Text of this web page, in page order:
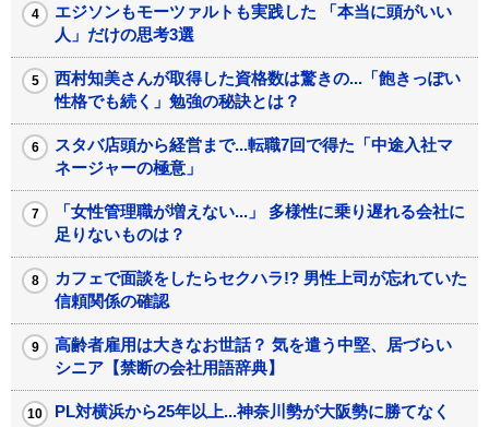
エジソンもモーツァルトも実践した 「本当に頭がいい
人」だけの思考3選
西村知美さんが取得した資格数は驚きの...「飽きっぽい
性格でも続く」勉強の秘訣とは？
スタバ店頭から経営まで...転職7回で得た「中途入社マ
ネージャーの極意」
「女性管理職が増えない...」 多様性に乗り遅れる会社に
足りないものは？
カフェで面談をしたらセクハラ!? 男性上司が忘れていた
信頼関係の確認
高齢者雇用は大きなお世話？ 気を遣う中堅、居づらい
シニア【禁断の会社用語辞典】
PL対横浜から25年以上...神奈川勢が大阪勢に勝てなく